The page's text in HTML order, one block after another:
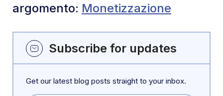
argomento: Monetizzazione
Subscribe for updates
Get our latest blog posts straight to your inbox.